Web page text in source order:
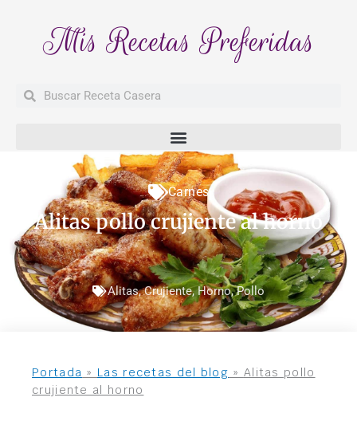
Mis Recetas Preferidas
BuscarBuscar
Carnes
Alitas pollo crujiente al horno
Alitas,Crujiente,Horno,Pollo
Portada » Las recetas del blog » Alitas pollo
crujiente al horno